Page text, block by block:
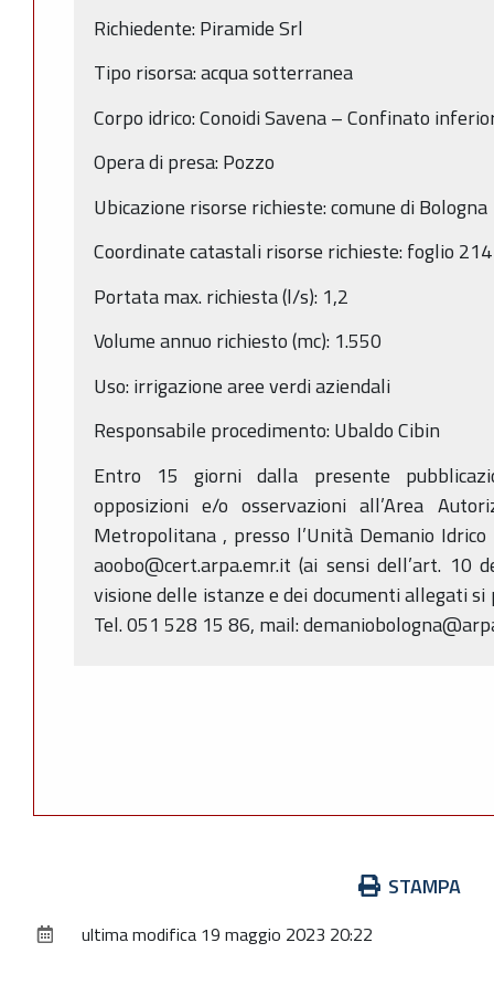
Richiedente: Piramide Srl
Tipo risorsa: acqua sotterranea
Corpo idrico: Conoidi Savena – Confinato
Opera di presa: Pozzo
Ubicazione risorse richieste: comune di Bologna
Coordinate catastali risorse richieste: foglio
Portata max. richiesta (l/s): 1,2
Volume annuo richiesto (mc): 1.550
Uso: irrigazione aree verdi aziendali
Responsabile procedimento: Ubaldo Cibin
Entro 15 giorni dalla presente
opposizioni e/o osservazioni all’Area
Metropolitana , presso l’Unità Demanio Idrico
aoobo@cert.arpa.emr.it (ai sensi dell’art. 10
visione delle istanze e dei documenti allegati
Tel. 051 528 15 86, mail:
documento
STAMPA
ultima modifica 19 maggio 2023 20:22